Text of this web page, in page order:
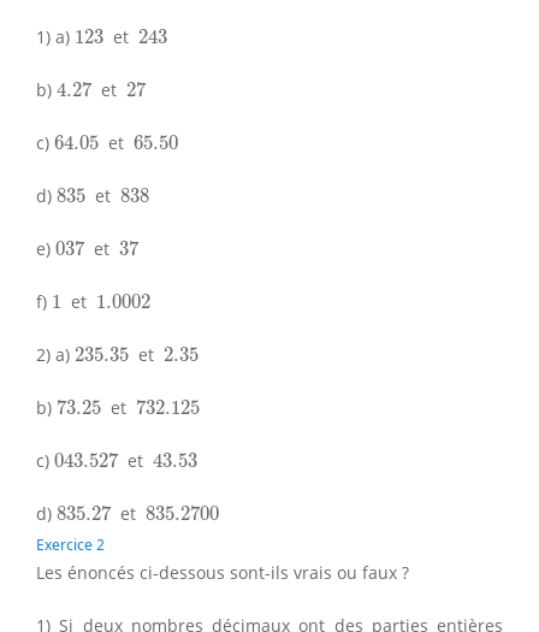
1) a) 123
123 et 243
243
b) 4.27
4.27 et 27
27
c) 64.05
64.05 et 65.50
65.50
d) 835
835 et 838
838
e) 037
037 et 37
37
f) 1
1 et 1.0002
1.0002
2) a) 235.35
235.35et 2.35
2.35
b) 73.25
73.25 et 732.125
732.125
c) 043.527
043.527et 43.53
43.53
d) 835.27
835.27 et 835.2700
835.2700
Exercice 2
Les énoncés ci-dessous sont-ils vrais ou faux ?
1) Si deux nombres décimaux ont des parties entières